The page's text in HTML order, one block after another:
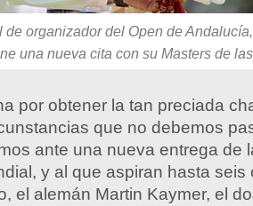
de organizador del Open de
una nueva cita con su Masters de
por obtener la tan preciada
que no debemos
ante una nueva entrega de
y al que aspiran hasta seis
el alemán Martin Kaymer, el